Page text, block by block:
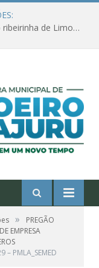
Ações de combate à Covid-19 na região ribeirinha de Limoeiro do Ajuru continuam
»
PREGÃO
EMPRESA
– PMLA_SEMED